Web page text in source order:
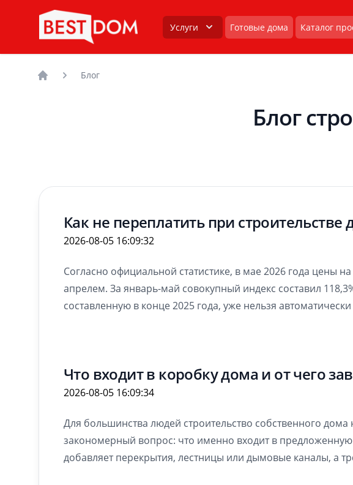
Услуги Готовые дома Каталог
Блог
Блог
Как не переплатить при строительстве
2026-08-05 16:09:32
Согласно официальной статистике, в мае 2026 года цены
апрелем. За январь-май совокупный индекс составил
составленную в конце 2025 года, уже нельзя
Что входит в коробку дома и от чего
2026-08-05 16:09:34
Для большинства людей строительство собственного
закономерный вопрос: что именно входит в
добавляет перекрытия, лестницы или дымовые каналы, а